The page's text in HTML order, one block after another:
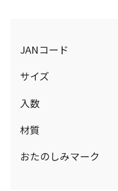
JANコード
サイズ
入数
材質
おたのしみマーク